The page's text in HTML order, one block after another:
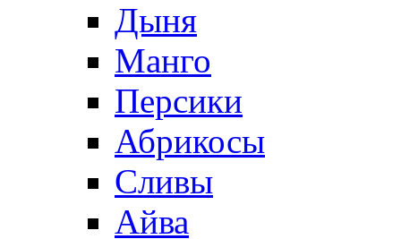
Дыня
Манго
Персики
Абрикосы
Сливы
Айва